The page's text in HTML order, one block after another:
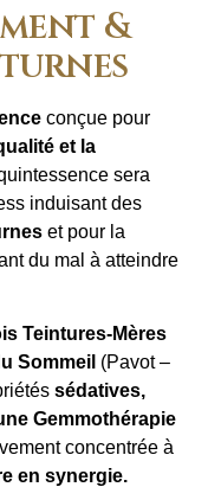
&
conçue pour
et la
sera
induisant des
et pour la
du mal à atteindre
Teintures-Mères
Sommeil (Pavot –
sédatives,
Gemmothérapie
concentrée à
en synergie.